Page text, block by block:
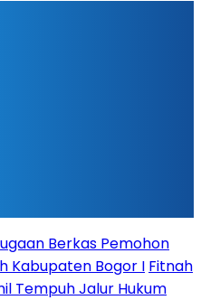
Berkas Pemohon
Kabupaten Bogor I Fitnah
Tempuh Jalur Hukum